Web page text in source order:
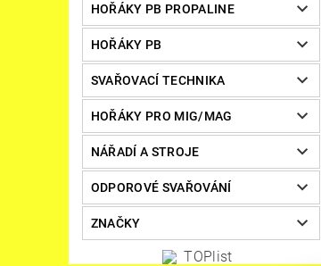
HOŘÁKY PB PROPALINE
HOŘÁKY PB
SVAŘOVACÍ TECHNIKA
HOŘÁKY PRO MIG/MAG
NÁŘADÍ A STROJE
ODPOROVÉ SVAŘOVÁNÍ
ZNAČKY